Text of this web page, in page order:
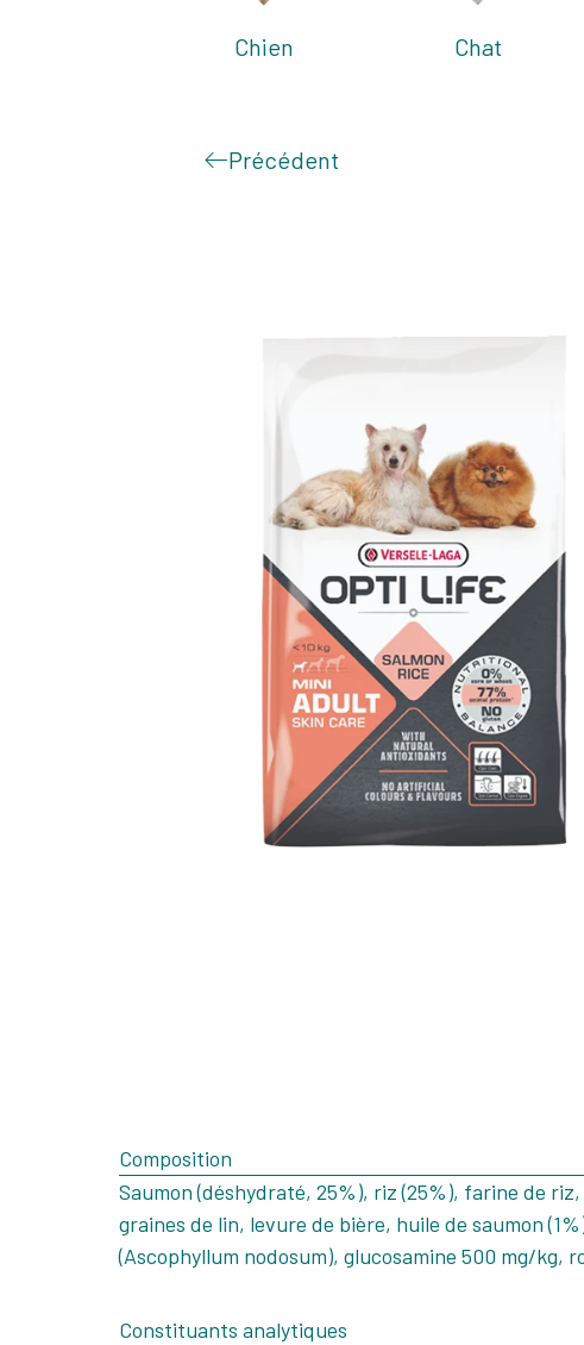
Chien Chat
Précédent
Composition
Saumon (déshydraté, 25%), riz (25%), farine de
graines de lin, levure de bière, huile de saumon
(Ascophyllum nodosum), glucosamine 500 mg/kg,
Constituants analytiques